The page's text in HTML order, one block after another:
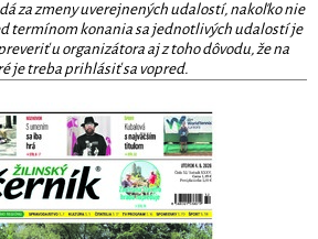
za zmeny uverejnených udalostí, nakoľko nie
termínom konania sa jednotlivých udalostí je
u organizátora aj z toho dôvodu, že na
je treba prihlásiť sa vopred.